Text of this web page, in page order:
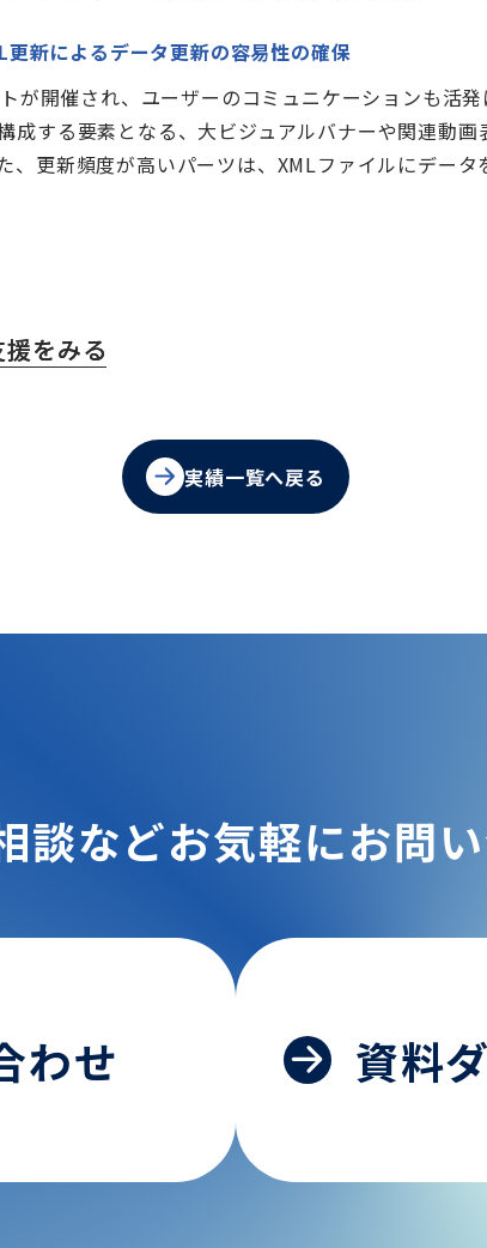
新によるデータ更新の容易性の確保
開催され、ユーザーのコミュニケーションも活発
成する要素となる、大ビジュアルバナーや関連動
、更新頻度が高いパーツは、XMLファイルにデー
をみる
実績一覧へ戻る
談などお気軽にお問い
わせ 資料